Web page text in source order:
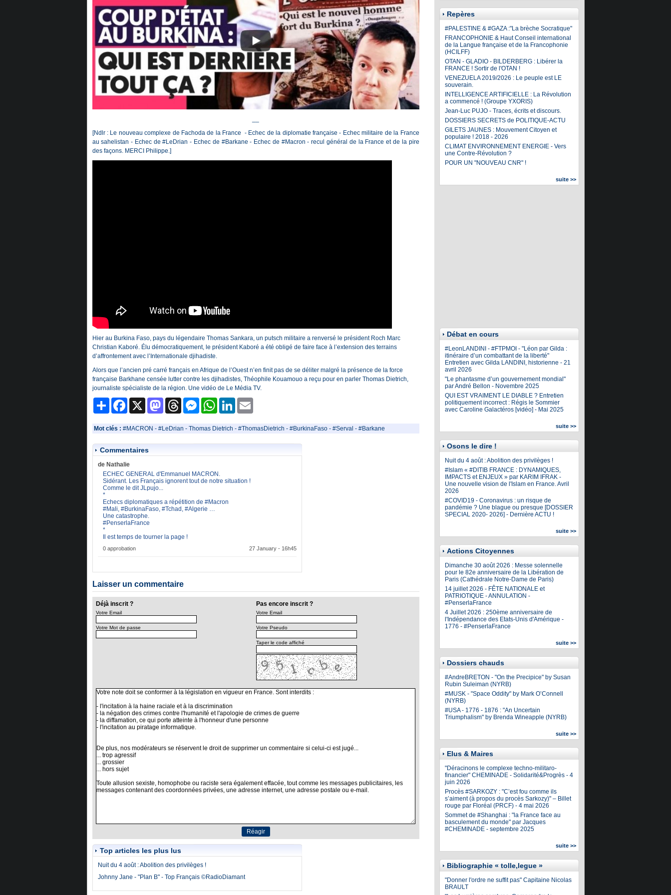
[Ndlr : Le nouveau complexe de Fachoda de la France - Echec de la diplomatie française - Echec militaire de la France
au sahelistan - Echec de #LeDrian - Echec de #Barkane - Echec de #Macron - recul général de la France et de la pire
des façons. MERCI Philippe.]
Hier au Burkina Faso, pays du légendaire Thomas Sankara, un putsch militaire a renversé le président Roch Marc
Christian Kaboré. Élu démocratiquement, le président Kaboré a été obligé de faire face à l’extension des terrains
d’affrontement avec l’Internationale djihadiste.
Alors que l’ancien pré carré français en Afrique de l’Ouest n’en finit pas de se déliter malgré la présence de la force
française Barkhane censée lutter contre les djihadistes, Théophile Kouamouo a reçu pour en parler Thomas Dietrich,
journaliste spécialiste de la région. Une vidéo de Le Média TV.
PartagerFacebook MastodonThreads MessengerWhatsAppLinkedIn
Mot clés : #MACRON - #LeDrian - Thomas Dietrich - #ThomasDietrich - #BurkinaFaso- #Serval - #Barkane
Commentaires
de Nathalie
ECHEC GENERAL d'Emmanuel MACRON.
Sidérant. Les Français ignorent tout de notre situation !
Comme le dit JLpujo...
*
Echecs diplomatiques a répétition de #Macron
#Mali, #BurkinaFaso, #Tchad, #Algerie …
Une catastrophe.
#PenserlaFrance
*
Il est temps de tourner la page !
0 approbation 27 January - 16h45
Laisser un commentaire
Déjà inscrit ? Pas encore inscrit ?
Votre Email
Votre Mot de passe
Votre Email
Votre Pseudo
Taper le code affiché
Top articles les plus lus
Nuit du 4 août : Abolition des privilèges !
Johnny Jane - "Plan B" - Top Français ©RadioDiamant
Repères
#PALESTINE & #GAZA :"La brèche Socratique"
FRANCOPHONIE & Haut Conseil international
de la Langue française et de la Francophonie
(HCILFF)
OTAN - GLADIO - BILDERBERG : Libérer la
FRANCE ! Sortir de l'OTAN !
VENEZUELA 2019/2026 : Le peuple est LE
souverain.
INTELLIGENCE ARTIFICIELLE : La Révolution
a commencé ! (Groupe YXORIS)
Jean-Luc PUJO - Traces, écrits et discours.
DOSSIERS SECRETS de POLITIQUE-ACTU
GILETS JAUNES : Mouvement Citoyen et
populaire ! 2018 - 2026
CLIMAT ENVIRONNEMENT ENERGIE - Vers
une Contre-Révolution ?
POUR UN "NOUVEAU CNR" !
suite >>
Débat en cours
#LeonLANDINI - #FTPMOI - "Léon par Gilda :
itinéraire d’un combattant de la liberté"
Entretien avec Gilda LANDINI, historienne - 21
avril 2026
"Le phantasme d’un gouvernement mondial"
par André Bellon - Novembre 2025
QUI EST VRAIMENT LE DIABLE ? Entretien
politiquement incorrect : Régis le Sommier
avec Caroline Galactéros [vidéo] - Mai 2025
suite >>
Osons le dire !
Nuit du 4 août : Abolition des privilèges !
#Islam « #DITIB FRANCE : DYNAMIQUES,
IMPACTS et ENJEUX » par KARIM IFRAK -
Une nouvelle vision de l'Islam en France. Avril
2026
#COVID19 - Coronavirus : un risque de
pandémie ? Une blague ou presque [DOSSIER
SPECIAL 2020- 2026] - Dernière ACTU !
suite >>
Actions Citoyennes
Dimanche 30 août 2026 : Messe solennelle
pour le 82e anniversaire de la Libération de
Paris (Cathédrale Notre-Dame de Paris)
14 juillet 2026 - FÊTE NATIONALE et
PATRIOTIQUE - ANNULATION -
#PenserlaFrance
4 Juillet 2026 : 250ème anniversaire de
l'Indépendance des Etats-Unis d'Amérique -
1776 - #PenserlaFrance
suite >>
Dossiers chauds
#AndreBRETON - "On the Precipice" by Susan
Rubin Suleiman (NYRB)
#MUSK - "Space Oddity" by Mark O’Connell
(NYRB)
#USA - 1776 - 1876 : "An Uncertain
Triumphalism" by Brenda Wineapple (NYRB)
suite >>
Elus & Maires
"Déracinons le complexe techno-militaro-
financier" CHEMINADE - Solidarité&Progrès - 4
juin 2026
Procès #SARKOZY : "C’est fou comme ils
s’aiment (à propos du procès Sarkozy)" – Billet
rouge par Floréal (PRCF) - 4 mai 2026
Sommet de #Shanghai : "la France face au
basculement du monde" par Jacques
#CHEMINADE - septembre 2025
suite >>
Bibliographie « tolle,legue »
"Donner l'ordre ne suffit pas" Capitaine Nicolas
BRAULT